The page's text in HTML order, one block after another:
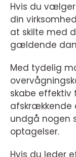
Hvis du
din
at skilte med
gældende
Med tydelig
skabe effektiv
afskrækkende
undgå nogen
optagelser.
Hvis du leder